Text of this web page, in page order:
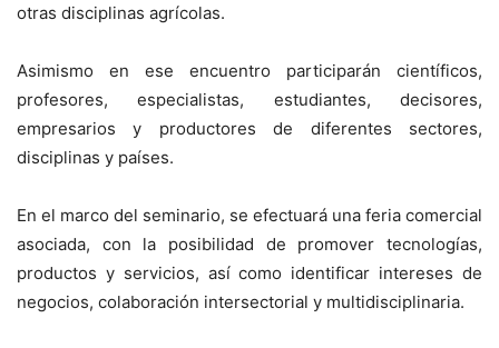
otras disciplinas agrícolas.
Asimismo en ese encuentro participarán científicos,
profesores, especialistas, estudiantes, decisores,
empresarios y productores de diferentes sectores,
disciplinas y países.
En el marco del seminario, se efectuará una feria comercial
asociada, con la posibilidad de promover tecnologías,
productos y servicios, así como identificar intereses de
negocios, colaboración intersectorial y multidisciplinaria.